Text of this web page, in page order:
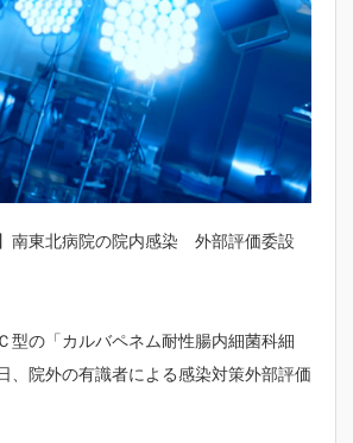
南東北病院の院内感染 外部評価委設
型の「カルバペネム耐性腸内細菌科細
、院外の有識者による感染対策外部評価